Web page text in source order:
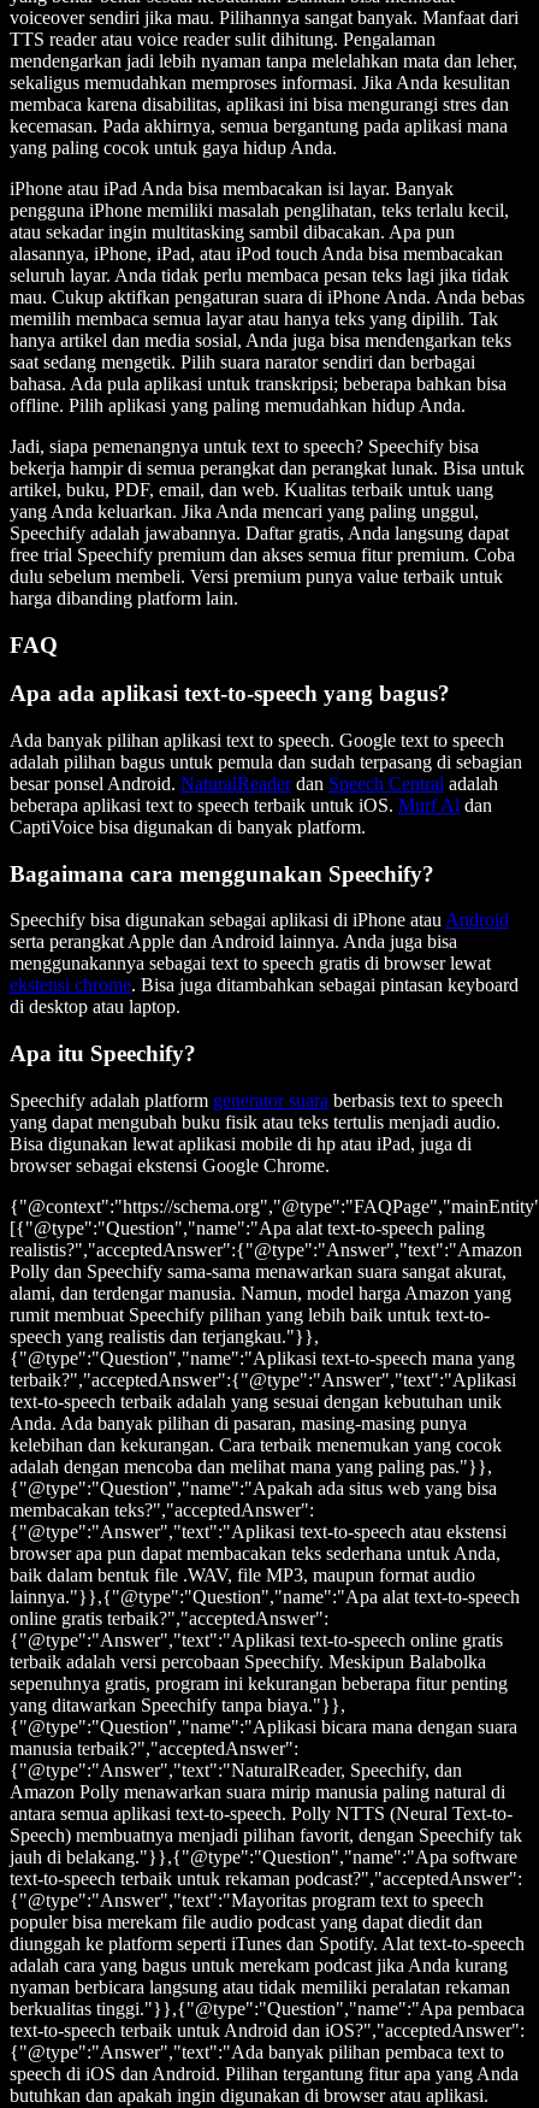
voiceover sendiri jika mau. Pilihannya sangat banyak. Manfaat dari
TTS reader atau voice reader sulit dihitung. Pengalaman
mendengarkan jadi lebih nyaman tanpa melelahkan mata dan leher,
sekaligus memudahkan memproses informasi. Jika Anda kesulitan
membaca karena disabilitas, aplikasi ini bisa mengurangi stres dan
kecemasan. Pada akhirnya, semua bergantung pada aplikasi mana
yang paling cocok untuk gaya hidup Anda.
iPhone atau iPad Anda bisa membacakan isi layar. Banyak
pengguna iPhone memiliki masalah penglihatan, teks terlalu kecil,
atau sekadar ingin multitasking sambil dibacakan. Apa pun
alasannya, iPhone, iPad, atau iPod touch Anda bisa membacakan
seluruh layar. Anda tidak perlu membaca pesan teks lagi jika tidak
mau. Cukup aktifkan pengaturan suara di iPhone Anda. Anda bebas
memilih membaca semua layar atau hanya teks yang dipilih. Tak
hanya artikel dan media sosial, Anda juga bisa mendengarkan teks
saat sedang mengetik. Pilih suara narator sendiri dan berbagai
bahasa. Ada pula aplikasi untuk transkripsi; beberapa bahkan bisa
offline. Pilih aplikasi yang paling memudahkan hidup Anda.
Jadi, siapa pemenangnya untuk text to speech? Speechify bisa
bekerja hampir di semua perangkat dan perangkat lunak. Bisa untuk
artikel, buku, PDF, email, dan web. Kualitas terbaik untuk uang
yang Anda keluarkan. Jika Anda mencari yang paling unggul,
Speechify adalah jawabannya. Daftar gratis, Anda langsung dapat
free trial Speechify premium dan akses semua fitur premium. Coba
dulu sebelum membeli. Versi premium punya value terbaik untuk
harga dibanding platform lain.
FAQ
Apa ada aplikasi text-to-speech yang bagus?
Ada banyak pilihan aplikasi text to speech. Google text to speech
adalah pilihan bagus untuk pemula dan sudah terpasang di sebagian
besar ponsel Android. NaturalReaderdan Speech Central adalah
beberapa aplikasi text to speech terbaik untuk iOS. Murf Al dan
CaptiVoice bisa digunakan di banyak platform.
Bagaimana cara menggunakan Speechify?
Speechify bisa digunakan sebagai aplikasi di iPhone atauAndroid
serta perangkat Apple dan Android lainnya. Anda juga bisa
menggunakannya sebagai text to speech gratis di browser lewat
ekstensi chrome. Bisa juga ditambahkan sebagai pintasan keyboard
di desktop atau laptop.
Apa itu Speechify?
Speechify adalah platform generator suara berbasis text to speech
yang dapat mengubah buku fisik atau teks tertulis menjadi audio.
Bisa digunakan lewat aplikasi mobile di hp atau iPad, juga di
browser sebagai ekstensi Google Chrome.
{"@context":"https://
[{"@type":"Question","name":"Apa alat text-to-speech paling
realistis?","acceptedAnswer":{"@type":"Answer","text":"Amazon
Polly dan Speechify sama-sama menawarkan suara sangat akurat,
alami, dan terdengar manusia. Namun, model harga Amazon yang
rumit membuat Speechify pilihan yang lebih baik untuk text-to-
speech yang realistis dan terjangkau."}},
{"@type":"Question","name":"Aplikasi text-to-speech mana yang
terbaik?","acceptedAnswer":{"@type":"Answer","text":"Aplikasi
text-to-speech terbaik adalah yang sesuai dengan kebutuhan unik
Anda. Ada banyak pilihan di pasaran, masing-masing punya
kelebihan dan kekurangan. Cara terbaik menemukan yang cocok
adalah dengan mencoba dan melihat mana yang paling pas."}},
{"@type":"Question","name":"Apakah ada situs web yang bisa
membacakan teks?","acceptedAnswer":
{"@type":"Answer","text":"Aplikasi text-to-speech atau ekstensi
browser apa pun dapat membacakan teks sederhana untuk Anda,
baik dalam bentuk file .WAV, file MP3, maupun format audio
lainnya."}},{"@type":"Question","name":"Apa alat text-to-speech
online gratis terbaik?","acceptedAnswer":
{"@type":"Answer","text":"Aplikasi text-to-speech online gratis
terbaik adalah versi percobaan Speechify. Meskipun Balabolka
sepenuhnya gratis, program ini kekurangan beberapa fitur penting
yang ditawarkan Speechify tanpa biaya."}},
{"@type":"Question","name":"Aplikasi bicara mana dengan suara
manusia terbaik?","acceptedAnswer":
{"@type":"Answer","text":"NaturalReader, Speechify, dan
Amazon Polly menawarkan suara mirip manusia paling natural di
antara semua aplikasi text-to-speech. Polly NTTS (Neural Text-to-
Speech) membuatnya menjadi pilihan favorit, dengan Speechify tak
jauh di belakang."}},{"@type":"Question","name":"Apa software
text-to-speech terbaik untuk rekaman podcast?","acceptedAnswer":
{"@type":"Answer","text":"Mayoritas program text to speech
populer bisa merekam file audio podcast yang dapat diedit dan
diunggah ke platform seperti iTunes dan Spotify. Alat text-to-speech
adalah cara yang bagus untuk merekam podcast jika Anda kurang
nyaman berbicara langsung atau tidak memiliki peralatan rekaman
berkualitas tinggi."}},{"@type":"Question","name":"Apa pembaca
text-to-speech terbaik untuk Android dan iOS?","acceptedAnswer":
{"@type":"Answer","text":"Ada banyak pilihan pembaca text to
speech di iOS dan Android. Pilihan tergantung fitur apa yang Anda
butuhkan dan apakah ingin digunakan di browser atau aplikasi.